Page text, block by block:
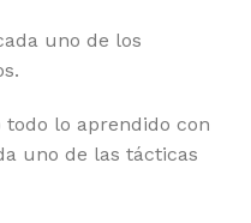
uno de los
lo aprendido con
uno de las tácticas